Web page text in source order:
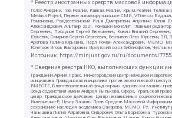
* Реестр иностранных средств массовой
Голос Америки, Idel.Реалии, Кавказ.Реалии, Крым.Реалии,
Medusa Project, Первое антикоррупционное СМИ, VTimes.io,
Романовна, Рождественский Илья Дмитриевич, Апухтина Юлия
Александрович, Альтаир 2021, Ромашки монолит, Главный
Сергеевич, Пискунов Сергей Евгеньевич, Ковин Виталий
Юрьевич, Смирнов Сергей Сергеевич, Верзилов Петр Юрьевич,
Арапова Галина Юрьевна, Перл Роман Александрович, МЕМО,
Кочетков Игорь Викторович, Иркутский союз библиофилов,
Источник: https://minjust.gov.ru/ru/documents/
* Сведения реестра НКО, выполняющих функции
Гражданин.Армия.Право, Нижегородский центр немецкой и
инициатива, Гражданская инициатива против экологической
ВМЕСТЕ, Благотворительный фонд охраны здоровья и защиты
Фонд содействия имени Андрея Рылькова, Сфера, Уральская
центр, Гражданское действие, Центр независимых
Интернешнл-Р, Центр Защиты Прав Средств Массовой Информации,
сохранению наследия академика Сахарова, МЕМО. РУ, Институт
Чанышева Лилия Айратовна, Сидорович Ольга Борисовна,